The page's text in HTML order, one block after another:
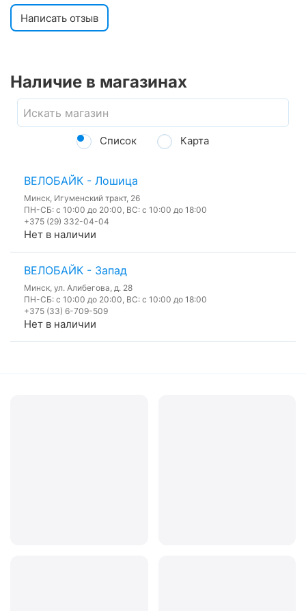
Написать отзыв
Наличие в магазинах
Список Карта
ВЕЛОБАЙК - Лошица
Минск, Игуменский тракт, 26
ПН-СБ: с 10:00 до 20:00, ВС: с 10:00 до 18:00
+375 (29) 332-04-04
Нет в наличии
ВЕЛОБАЙК - Запад
Минск, ул. Алибегова, д. 28
ПН-СБ: с 10:00 до 20:00, ВС: с 10:00 до 18:00
+375 (33) 6-709-509
Нет в наличии